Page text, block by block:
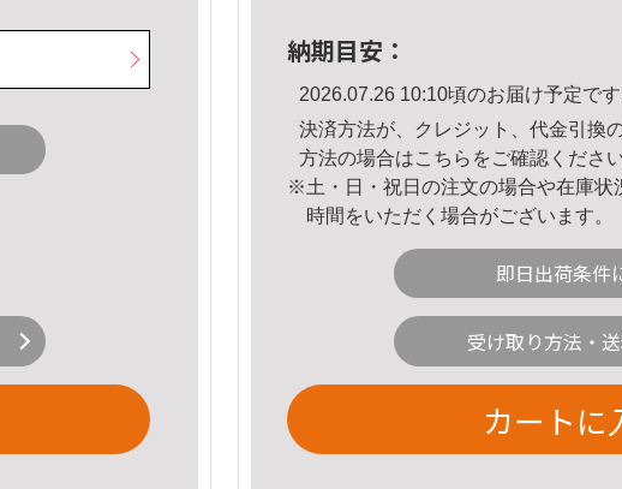
納期目安：
2026.07.26 10:10頃のお届け予定です
決済方法が、クレジット、代金引換
方法の場合はこちら をご確認ください
※土・日・祝日の注文の場合や在庫状
時間をいただく場合がございます。
即日出荷条件
受け取り方法・
カートに